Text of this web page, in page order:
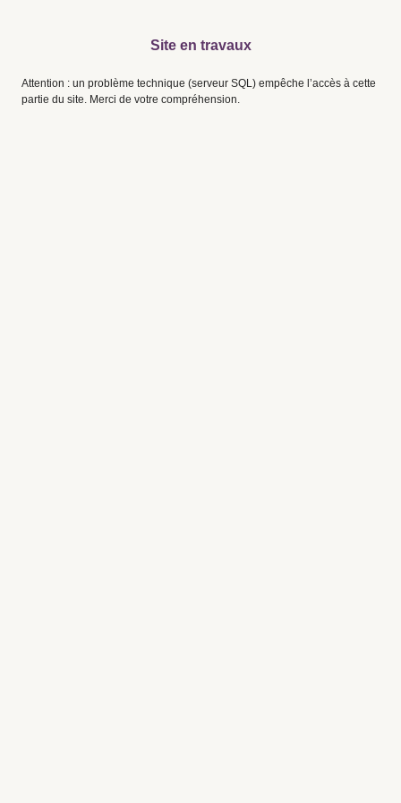
Site en travaux
Attention : un problème technique (serveur SQL) empêche l’accès à cette
partie du site. Merci de votre compréhension.